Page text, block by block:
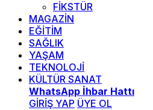
FİKSTÜR
MAGAZİN
EĞİTİM
SAĞLIK
YAŞAM
TEKNOLOJİ
KÜLTÜR SANAT
WhatsApp İhbar Hattı
GİRİŞ YAP ÜYE OL